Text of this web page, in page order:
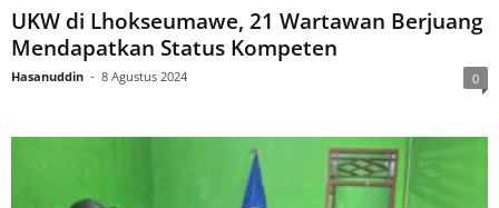
UKW di Lhokseumawe, 21 Wartawan Berjuang
Mendapatkan Status Kompeten
Hasanuddin - 8 Agustus 2024 0